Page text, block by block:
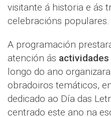
visitante á historia e ás
celebracións populares.
A programación
atención ás
longo do ano
obradoiros temáticos,
dedicado ao Día das
centrado este ano na